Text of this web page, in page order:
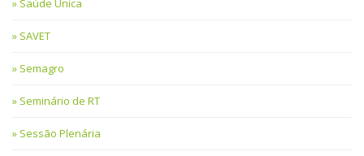
Saúde Única
SAVET
Semagro
Seminário de RT
Sessão Plenária